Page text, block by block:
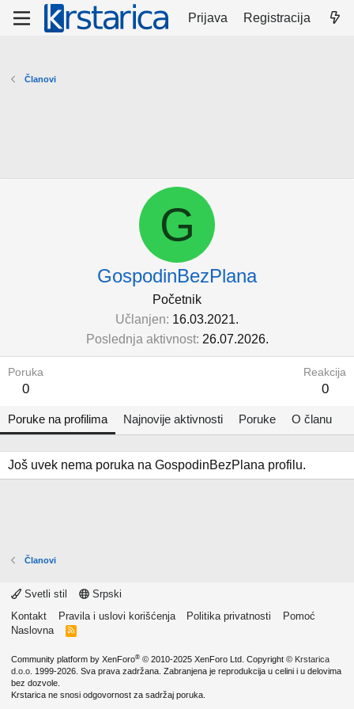
Prijava Registracija
Članovi
G
GospodinBezPlana
Početnik
Učlanjen 16.03.2021.
Poslednja aktivnost 26.07.2026.
Poruka
0
Reakcija
0
Poruke na profilima Najnovije aktivnosti Poruke O članu
Još uvek nema poruka na GospodinBezPlana profilu.
Članovi
Svetli stil
Srpski
Kontakt
Pravila i uslovi korišćenja Politika privatnosti
Pomoć
Naslovna
R
Community platform by XenForo® © 2010-2025 XenForo Ltd. Copyright © Krstarica
d.o.o. 1999-2026. Sva prava zadržana. Zabranjena je reprodukcija u celini i u delovima
bez dozvole.
Krstarica ne snosi odgovornost za sadržaj poruka.